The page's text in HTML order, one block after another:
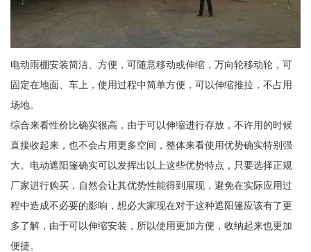
电动雨棚安装简洁、方便，可随意移动或伸缩，万向轮移动轮，可
固定在地面、车上，使用过程中简单方便，可以伸缩推拉，不占用
场地。
综合来看性价比确实很高，由于可以伸缩进行存放，不许用的时候
直接收起来，也不会占用更多空间，整体来看使用优势确实特别强
大。电动遮阳篷确实可以发挥出以上这些优势特点，只要选择正规
厂家进行购买，自然会让其优势性能得到展现，避免在实际应用过
程中造成不必要的影响，想必大家现在对于这种遮阳篷应该有了更
多了解，由于可以伸缩安装，所以使用更加方便，收纳起来也更加
便捷。